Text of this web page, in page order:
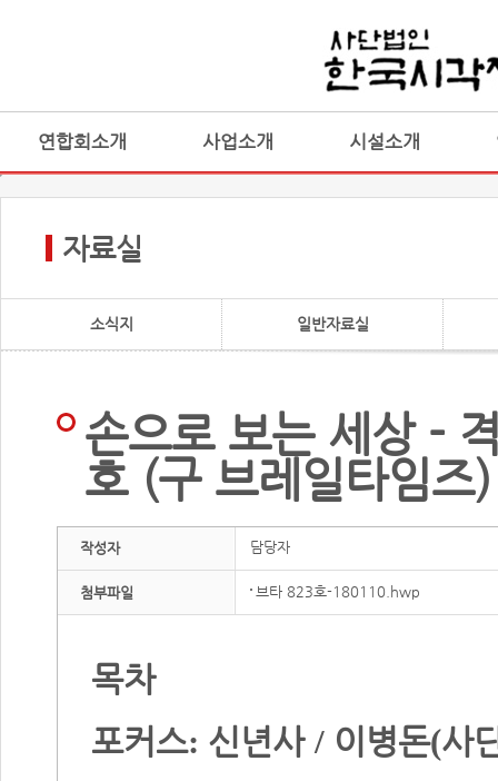
연합회소개 사업소개 시설소개
자료실
소식지 일반자료실
손으로 보는 세상 -
호 (구 브레일타임즈)
작성자 담당자
첨부파일 브타 823호-180110.hwp
목차
포커스: 신년사 / 이병돈(사